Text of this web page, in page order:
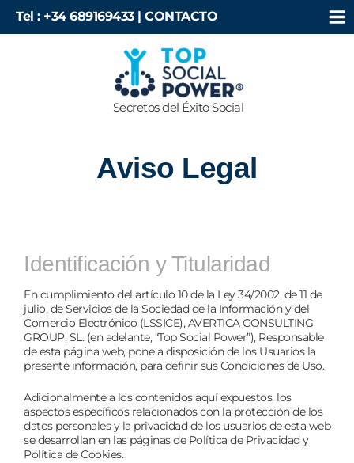
contenido
Tel : +34 689169433 | CONTACTO
Secretos del Éxito Social
Aviso Legal
Identificación y Titularidad
En cumplimiento del artículo 10 de la Ley 34/2002, de 11 de
julio, de Servicios de la Sociedad de la Información y del
Comercio Electrónico (LSSICE), AVERTICA CONSULTING
GROUP, SL. (en adelante, “Top Social Power”), Responsable
de esta página web, pone a disposición de los Usuarios la
presente información, para definir sus Condiciones de Uso.
Adicionalmente a los contenidos aquí expuestos, los
aspectos específicos relacionados con la protección de los
datos personales y la privacidad de los usuarios de esta web
se desarrollan en las páginas de Política de Privacidad y
Política de Cookies.